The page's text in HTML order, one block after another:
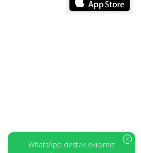
X
WhatsApp destek ekibimiz